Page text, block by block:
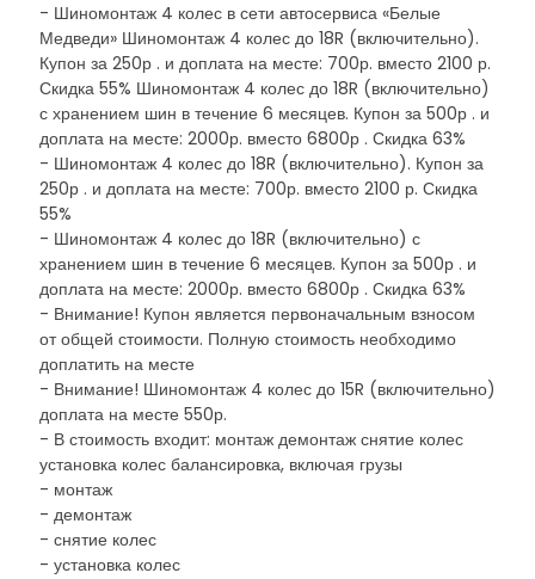
- Шиномонтаж 4 колес в сети автосервиса «Белые
Медведи» Шиномонтаж 4 колес до 18R (включительно).
Купон за 250р . и доплата на месте: 700р. вместо 2100 р.
Скидка 55% Шиномонтаж 4 колес до 18R (включительно)
с хранением шин в течение 6 месяцев. Купон за 500р . и
доплата на месте: 2000р. вместо 6800р . Скидка 63%
- Шиномонтаж 4 колес до 18R (включительно). Купон за
250р . и доплата на месте: 700р. вместо 2100 р. Скидка
55%
- Шиномонтаж 4 колес до 18R (включительно) с
хранением шин в течение 6 месяцев. Купон за 500р . и
доплата на месте: 2000р. вместо 6800р . Скидка 63%
- Внимание! Купон является первоначальным взносом
от общей стоимости. Полную стоимость необходимо
доплатить на месте
- Внимание! Шиномонтаж 4 колес до 15R (включительно)
доплата на месте 550р.
- В стоимость входит: монтаж демонтаж снятие колес
установка колес балансировка, включая грузы
- монтаж
- демонтаж
- снятие колес
- установка колес